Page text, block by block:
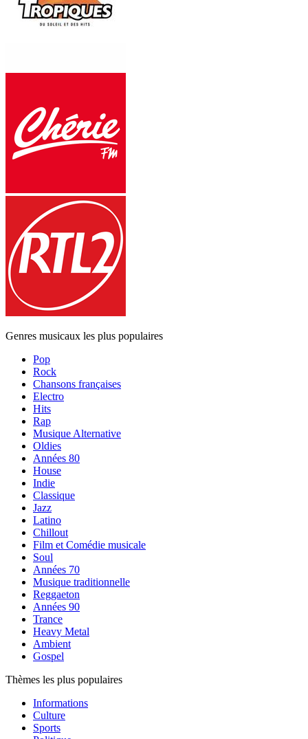
Genres musicaux les plus populaires
Pop
Rock
Chansons françaises
Electro
Hits
Rap
Musique Alternative
Oldies
Années 80
House
Indie
Classique
Jazz
Latino
Chillout
Film et Comédie musicale
Soul
Années 70
Musique traditionnelle
Reggaeton
Années 90
Trance
Heavy Metal
Ambient
Gospel
Thèmes les plus populaires
Informations
Culture
Sports